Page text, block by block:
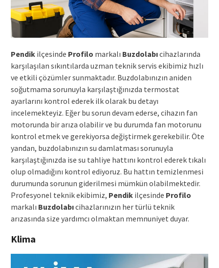
Pendikilçesinde Profilo markalı Buzdolabıcihazlarında
karşılaşılan sıkıntılarda uzman teknik servis ekibimiz hızlı
ve etkili çözümler sunmaktadır. Buzdolabınızın aniden
soğutmama sorunuyla karşılaştığınızda termostat
ayarlarını kontrol ederek ilk olarak bu detayı
incelemekteyiz. Eğer bu sorun devam ederse, cihazın fan
motorunda bir arıza olabilir ve bu durumda fan motorunu
kontrol etmek ve gerekiyorsa değiştirmek gerekebilir. Öte
yandan, buzdolabınızın su damlatması sorunuyla
karşılaştığınızda ise su tahliye hattını kontrol ederek tıkalı
olup olmadığını kontrol ediyoruz. Bu hattın temizlenmesi
durumunda sorunun giderilmesi mümkün olabilmektedir.
Profesyonel teknik ekibimiz, Pendikilçesinde Profilo
markalı Buzdolabıcihazlarınızın her türlü teknik
arızasında size yardımcı olmaktan memnuniyet duyar.
Klima